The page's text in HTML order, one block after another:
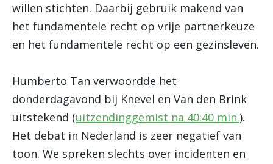
willen stichten. Daarbij gebruik makend van
het fundamentele recht op vrije partnerkeuze
en het fundamentele recht op een gezinsleven.
Humberto Tan verwoordde het
donderdagavond bij Knevel en Van den Brink
uitstekend (uitzendinggemist na 40:40 min.).
Het debat in Nederland is zeer negatief van
toon. We spreken slechts over incidenten en